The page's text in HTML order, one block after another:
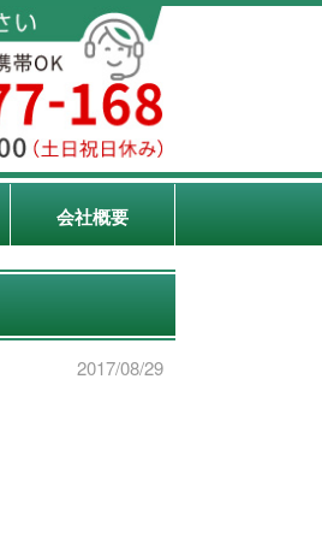
会社概要
2017/08/29